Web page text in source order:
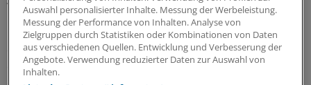
Rechtsverordnung aus dem Ministerium funktionieren.
Der Fokus muss viel stärker darauf liegen, die Nutzer
einzubeziehen. Allen voran die Patienten müssen
endlich systematisch in die Entscheidungsprozesse
Auswahl personalisierter Inhalte. Messung der Werbeleistung.
Messung der Performance von Inhalten. Analyse von
Zielgruppen durch Statistiken oder Kombinationen von Daten
aus verschiedenen Quellen. Entwicklung und Verbesserung der
Angebote. Verwendung reduzierter Daten zur Auswahl von
Inhalten.